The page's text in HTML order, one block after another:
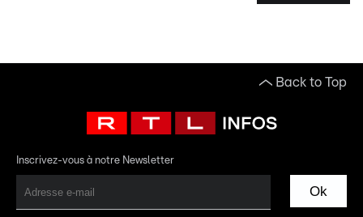
Back to Top
Inscrivez-vous à notre Newsletter
Ok